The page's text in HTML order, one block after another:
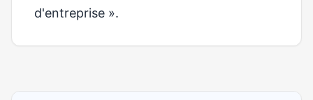
d'entreprise ».